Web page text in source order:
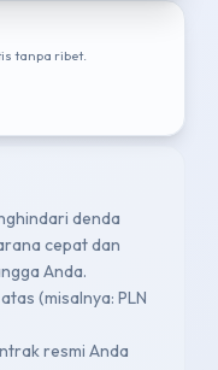
tanpa ribet.
denda
cepat dan
Anda.
(misalnya: PLN
resmi Anda